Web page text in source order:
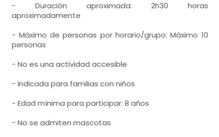
- Duración aproximada: 2h30 horas
aproximadamente
- Máximo de personas por horario/grupo: Máximo 10
personas
- No es una actividad accesible
- Indicada para familias con niños
- Edad mínima para participar: 8 años
- No se admiten mascotas